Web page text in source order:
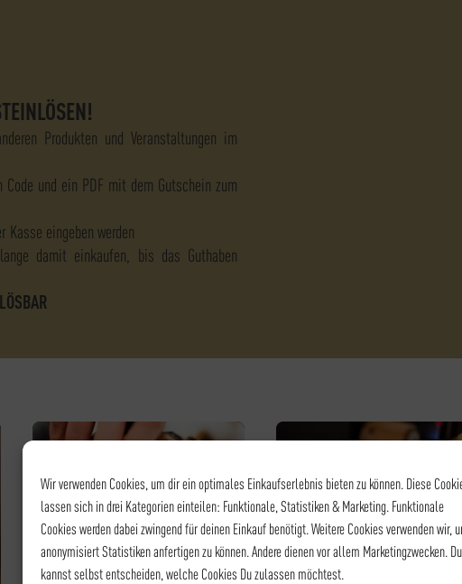
Wir verwenden Cookies, um dir ein optimales Einkaufserlebnis bieten zu können. Diese
lassen sich in drei Kategorien einteilen: Funktionale, Statistiken & Marketing. Funktionale
Cookies werden dabei zwingend für deinen Einkauf benötigt. Weitere Cookies verwenden wir,
anonymisiert Statistiken anfertigen zu können. Andere dienen vor allem Marketingzwecken. Du
kannst selbst entscheiden, welche Cookies Du zulassen möchtest.
Produkten und Veranstaltungen im
und ein PDF mit dem Gutschein zum
Kasse eingeben werden
damit einkaufen, bis das Guthaben